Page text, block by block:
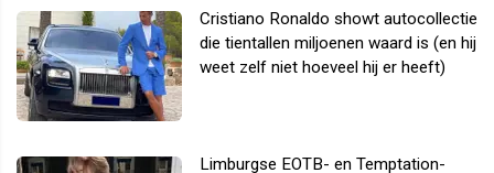
Cristiano Ronaldo showt autocollectie
die tientallen miljoenen waard is (en hij
weet zelf niet hoeveel hij er heeft)
Limburgse EOTB- en Temptation-